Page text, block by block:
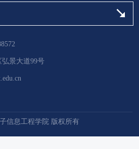
景大道99号
信息工程学院 版权所有